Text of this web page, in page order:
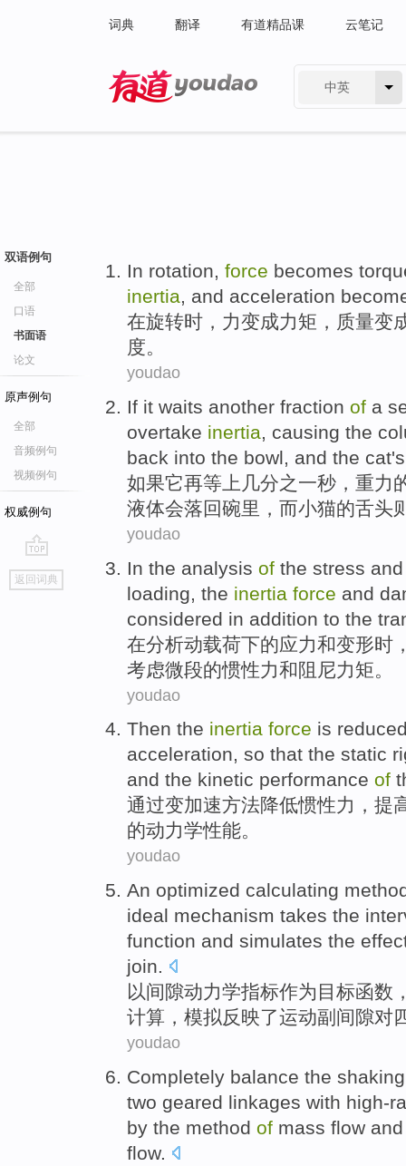
词典 翻译 有道精品课 云笔记
中英
双语例句
全部
口语
书面语
论文
原声例句
全部
音频例句
视频例句
权威例句
go
top
返回词典
In rotation, force becomes
inertia, and acceleration
在旋转时 ， 力变成力矩 ， 质量变
度。
youdao
If it waits another fraction of a
overtake inertia, causing the
back into the bowl, and the cat's
如果它再等上 几分之一秒 ， 重力
液体会落回碗里 ， 而小猫的舌头
youdao
In the analysis of the stress and
loading , the inertia force and
considered in addition to the
在分析动载荷下的应力和变形时
考虑微段的惯性力和阻尼力矩 。
youdao
Then the inertia force is
acceleration, so that the static
and the kinetic performance of
通过变加速方法降低惯性力 ， 提
的动力学性能。
youdao
An optimized calculating
ideal mechanism takes the
function and simulates the
join.
以间隙动力学指标作为 目标函数
计算 ， 模拟反映了运动副 间隙对
youdao
Completely balance the
two geared linkages with high-
by the method of mass flow and
flow.